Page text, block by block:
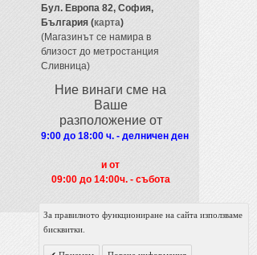
Бул. Европа 82,София,
България (карта)
(Магазинът се намира в
близост до метростанция
Сливница)
Ние винаги сме на
Ваше
разположение от
9:00 до 18:00 ч. - делничен ден
и от
09:00 до 14:00ч. - събота
За правилното функциониране на сайта използваме
бисквитки.